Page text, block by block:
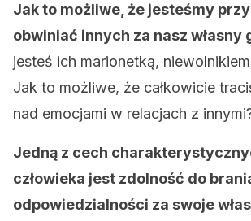
Jak to możliwe, że jesteśmy
obwiniać innych za nasz własny
jesteś ich marionetką,
Jak to możliwe, że całkowicie
nad emocjami w relacjach z
Jedną z cech
człowieka jest zdolność do
odpowiedzialności za swoje